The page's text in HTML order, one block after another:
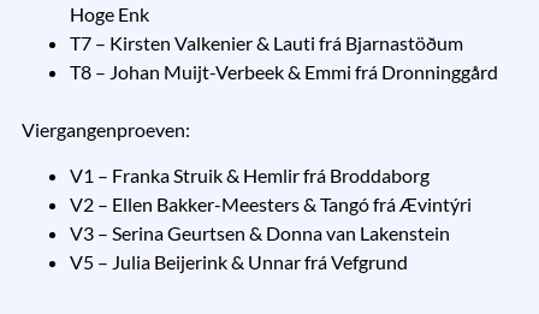
Hoge Enk
T7 – Kirsten Valkenier & Lauti frá Bjarnastöðum
T8 – Johan Muijt-Verbeek & Emmi frá Dronninggård
Viergangenproeven:
V1 – Franka Struik & Hemlir frá Broddaborg
V2 – Ellen Bakker-Meesters & Tangó frá Ævintýri
V3 – Serina Geurtsen & Donna van Lakenstein
V5 – Julia Beijerink & Unnar frá Vefgrund